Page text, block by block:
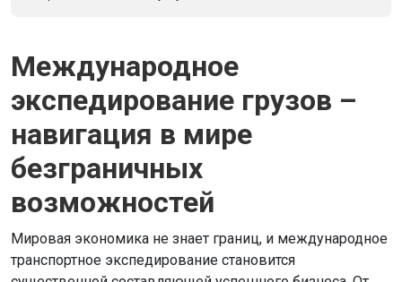
Международное
экспедирование грузов –
навигация в мире
безграничных
возможностей
Мировая экономика не знает границ, и международное
транспортное экспедирование становится